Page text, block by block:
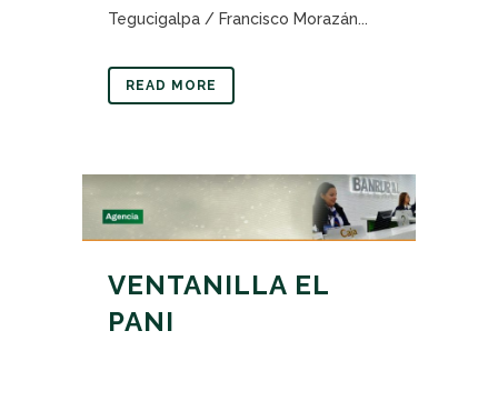
Tegucigalpa / Francisco Morazán...
READ MORE
VENTANILLA EL
PANI